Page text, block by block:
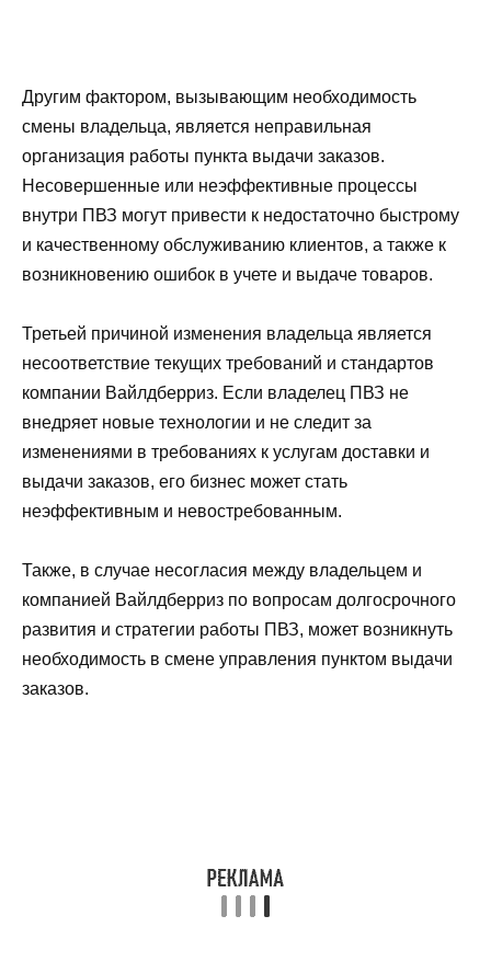
Другим фактором, вызывающим необходимость
смены владельца, является неправильная
организация работы пункта выдачи заказов.
Несовершенные или неэффективные процессы
внутри ПВЗ могут привести к недостаточно быстрому
и качественному обслуживанию клиентов, а также к
возникновению ошибок в учете и выдаче товаров.
Третьей причиной изменения владельца является
несоответствие текущих требований и стандартов
компании Вайлдберриз. Если владелец ПВЗ не
внедряет новые технологии и не следит за
изменениями в требованиях к услугам доставки и
выдачи заказов, его бизнес может стать
неэффективным и невостребованным.
Также, в случае несогласия между владельцем и
компанией Вайлдберриз по вопросам долгосрочного
развития и стратегии работы ПВЗ, может возникнуть
необходимость в смене управления пунктом выдачи
заказов.